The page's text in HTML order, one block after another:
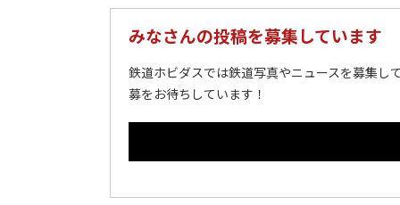
みなさんの投稿を募集しています
鉄道ホビダスでは鉄道写真やニュースを募集し
募をお待ちしています！